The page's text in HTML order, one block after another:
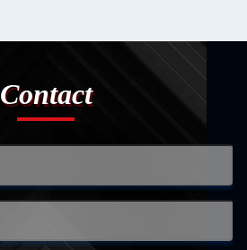
Contact